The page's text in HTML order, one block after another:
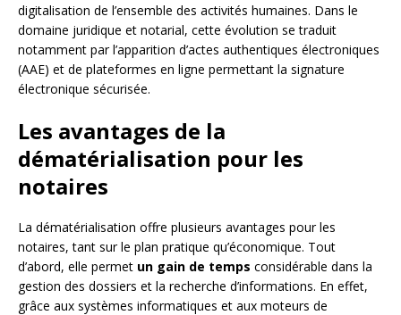
digitalisation de l’ensemble des activités humaines. Dans le
domaine juridique et notarial, cette évolution se traduit
notamment par l’apparition d’actes authentiques électroniques
(AAE) et de plateformes en ligne permettant la signature
électronique sécurisée.
Les avantages de la
dématérialisation pour les
notaires
La dématérialisation offre plusieurs avantages pour les
notaires, tant sur le plan pratique qu’économique. Tout
d’abord, elle permet un gain de temps considérable dans la
gestion des dossiers et la recherche d’informations. En effet,
grâce aux systèmes informatiques et aux moteurs de